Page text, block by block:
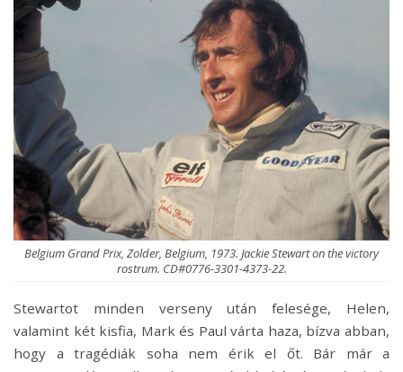
Belgium Grand Prix, Zolder, Belgium, 1973. Jackie Stewart on the victory
rostrum. CD#0776-3301-4373-22.
Stewartot minden verseny után felesége, Helen,
valamint két kisfia, Mark és Paul várta haza, bízva abban,
hogy a tragédiák soha nem érik el őt. Bár már a